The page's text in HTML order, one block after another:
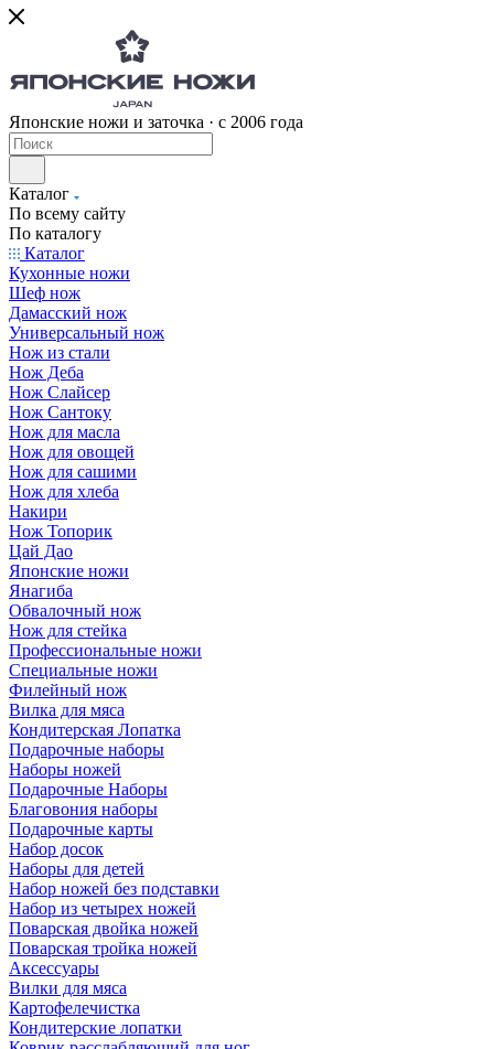
Японские ножи и заточка · с 2006 года
Каталог
По всему сайту
По каталогу
Каталог
Кухонные ножи
Шеф нож
Дамасский нож
Универсальный нож
Нож из стали
Нож Деба
Нож Слайсер
Нож Сантоку
Нож для масла
Нож для овощей
Нож для сашими
Нож для хлеба
Накири
Нож Топорик
Цай Дао
Японские ножи
Янагиба
Обвалочный нож
Нож для стейка
Профессиональные ножи
Специальные ножи
Филейный нож
Вилка для мяса
Кондитерская Лопатка
Подарочные наборы
Наборы ножей
Подарочные Наборы
Благовония наборы
Подарочные карты
Набор досок
Наборы для детей
Набор ножей без подставки
Набор из четырех ножей
Поварская двойка ножей
Поварская тройка ножей
Аксессуары
Вилки для мяса
Картофелечистка
Кондитерские лопатки